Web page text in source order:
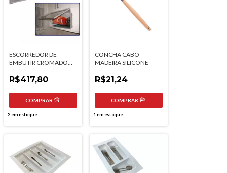
ESCORREDOR DE
EMBUTIR CROMADO
700MM 8731 JOMER
R$417,80
2em estoque
CONCHA CABO
MADEIRA SILICONE
R$21,24
1 em estoque